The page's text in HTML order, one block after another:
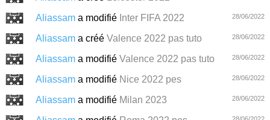
Aliassam a modifié Inter FIFA 2022 28/06/2022
Aliassam a créé Valence 2022 pas tuto 28/06/2022
Aliassam a modifié Valence 2022 pas tuto 28/06/2022
Aliassam a modifié Nice 2022 pes 28/06/2022
Aliassam a modifié Milan 2023 28/06/2022
28/06/2022